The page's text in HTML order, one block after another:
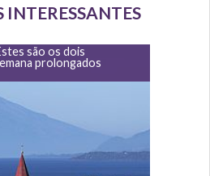
INTERESSANTES
são os dois
prolongados